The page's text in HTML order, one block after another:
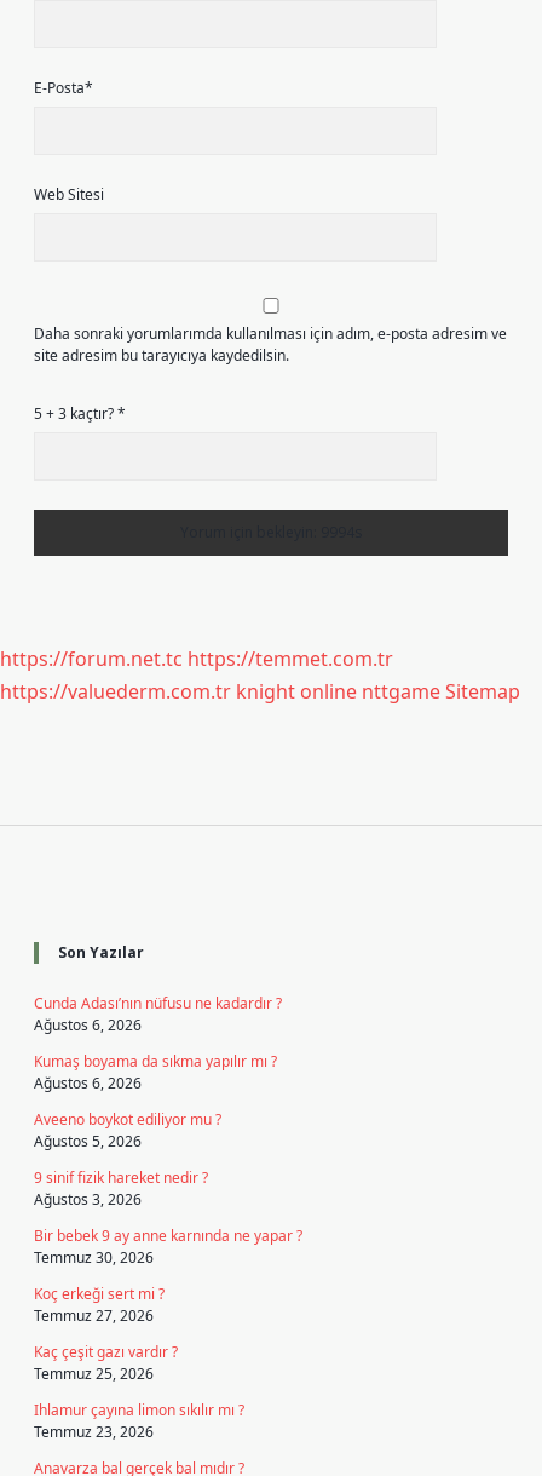
E-Posta*
Web Sitesi
Daha sonraki yorumlarımda kullanılması için adım, e-posta adresim ve
site adresim bu tarayıcıya kaydedilsin.
5 + 3 kaçtır?*
https://forum.net.tc https://temmet.com.tr
https://valuederm.com.tr knight online nttgameSitemap
Son Yazılar
Cunda Adası’nın nüfusu ne kadardır ?
Ağustos 6, 2026
Kumaş boyama da sıkma yapılır mı ?
Ağustos 6, 2026
Aveeno boykot ediliyor mu ?
Ağustos 5, 2026
9 sinif fizik hareket nedir ?
Ağustos 3, 2026
Bir bebek 9 ay anne karnında ne yapar ?
Temmuz 30, 2026
Koç erkeği sert mi ?
Temmuz 27, 2026
Kaç çeşit gazı vardır ?
Temmuz 25, 2026
Ihlamur çayına limon sıkılır mı ?
Temmuz 23, 2026
Anavarza bal gerçek bal mıdır ?